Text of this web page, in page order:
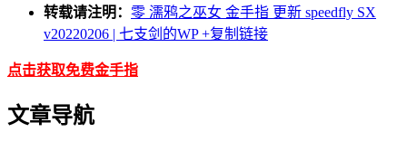
转载请注明： 零 濡鸦之巫女 金手指 更新 speedfly SX
v20220206 | 七支剑的WP+复制链接
点击获取免费金手指
文章导航